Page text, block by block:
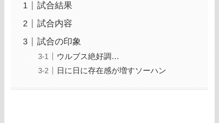
試合結果
試合内容
試合の印象
ウルブス絶好調…
日に日に存在感が増すソーハン